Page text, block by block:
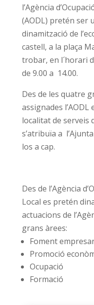
l’Agència
(AODL) pretén ser
dinamització de
castell, a la plaça
trobar, en l´horari
de 9.00 a 14.00.
Des de les quatre
assignades
localitat de serveis
s’atribuïa a
los a cap.
Des de l’Agència
Local es pretén
actuacions de
grans àrees:
Foment
Promoció
Ocupació
Formació